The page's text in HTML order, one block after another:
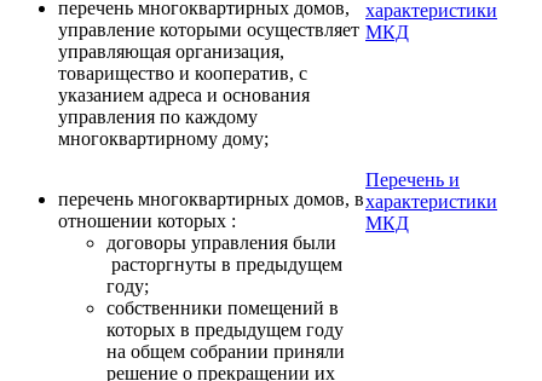
перечень многоквартирных домов,
управление которыми осуществляет
управляющая организация,
товарищество и кооператив, с
указанием адреса и основания
управления по каждому
многоквартирному дому;
характеристики
МКД
перечень многоквартирных домов, в
отношении которых :
договоры управления были
расторгнуты в предыдущем
году;
собственники помещений в
которых в предыдущем году
на общем собрании приняли
решение о прекращении их
Перечень и
характеристики
МКД